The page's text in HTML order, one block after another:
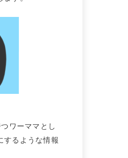
ワーママとし
するような情報